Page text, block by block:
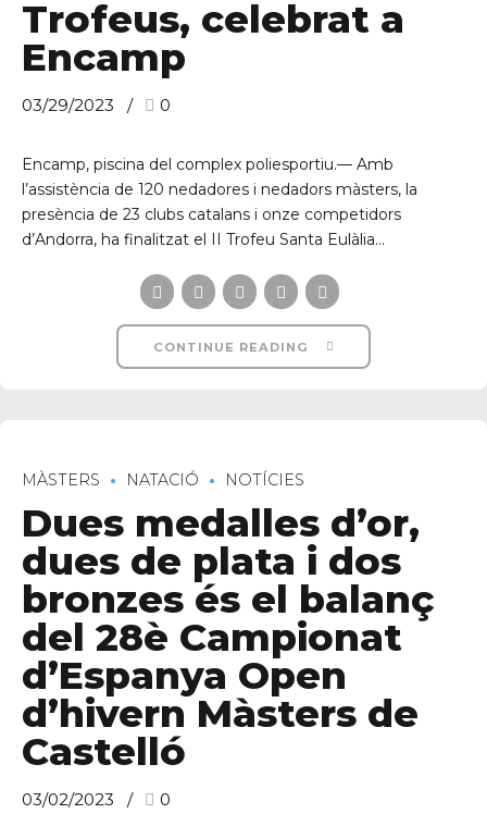
Trofeus, celebrat a
Encamp
03/29/2023 0
Encamp, piscina del complex poliesportiu.— Amb
l’assistència de 120 nedadores i nedadors màsters, la
presència de 23 clubs catalans i onze competidors
d’Andorra, ha finalitzat el II Trofeu Santa Eulàlia...
CONTINUE READING
MÀSTERS NATACIÓ NOTÍCIES
Dues medalles d’or,
dues de plata i dos
bronzes és el balanç
del 28è Campionat
d’Espanya Open
d’hivern Màsters de
Castelló
03/02/2023 0